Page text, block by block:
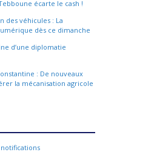
écarte le cash !
des véhicules : La
dès ce dimanche
d’une diplomatie
: De nouveaux
la mécanisation agricole